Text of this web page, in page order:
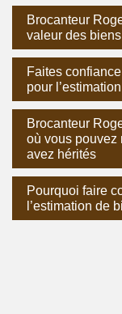
Brocanteur
valeur des
Faites
pour
Brocanteur
où vous pouvez
avez hérités
Pourquoi faire
l’estimation de